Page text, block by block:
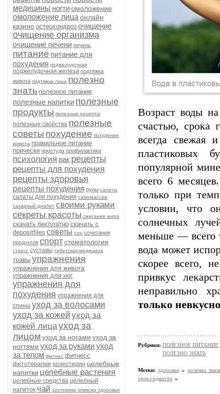
медицины ногтиомоложение
омоложение лица онлайн
казино остеохондроз очищение
очищение организма
очищение печени печень
питание питание для
похудения поджелудочная
поджелудочная железа подтяжка
живота подтяжка лица полезно
знать полезное питание
полезные напитки полезные
продукты полезные рецепты
полезные свойства полезные
советы похудение похудение
живота правильное питание
прически простуда профилактика
психология рак рецепты
рецепты для похудения
рецепты здоровья
рецепты похудения руны салаты
салаты для похудения самомассаж
сахарный диабет своими руками
секреты красоты сжигание жира
скачать бесплатно скачать с
depositfiles советы сон сочетания
продуктов спортстоматология
стресс суставы тибетская медицина
травы упражнения
упражнения для живота
упражнения для ног
упражнения для
похудения упражнения для
спины уход за волосами
уход за кожей уход за
кожей лицауход за
лицом уход за ногами уход за
ногтями уход за руками уход
за телом фитнес фитнесс
фитотерапия холестерин целебные
напитки целебные растения
целебные средства целебный
напиток чай эзотерика эликсир здоровья
Возраст воды
счастью, срока
всегда свежая
пластиковых
популярной
всего 6
только при
условии, что
солнечных
меньше — всего
вода может
скорее всего,
привкус
неправильно
только
Рубрики: ПОЛЕЗНОЕ ПИТАНИЕ
ПОЛЕЗНО ЗНАТЬ
Метки: здоровье
полезно
срок годности